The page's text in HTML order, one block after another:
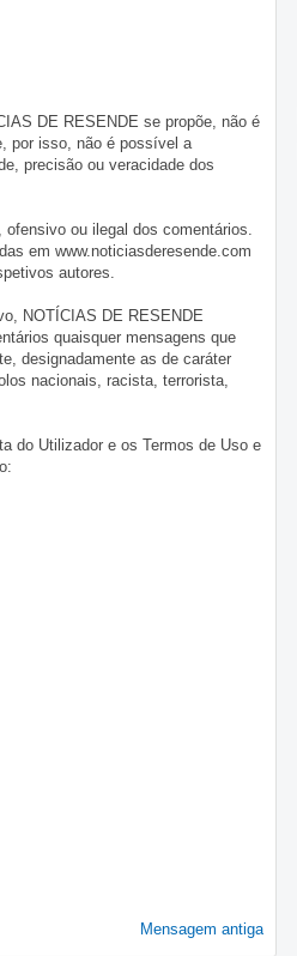
DE RESENDE se propõe, não é
por isso, não é possível a
precisão ou veracidade dos
ou ilegal dos comentários.
em www.noticiasderesende.com
autores.
NOTÍCIAS DE RESENDE
quaisquer mensagens que
designadamente as de caráter
nacionais, racista, terrorista,
do Utilizador e os Termos de Uso e
Mensagem antiga